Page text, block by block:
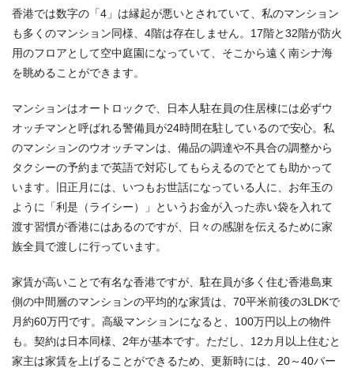
香港では数字の「4」は縁起が悪いとされていて、私のマンション
も多くのマンション同様、4階は存在しません。17階と32階が防火
用のフロアとして空中庭園になっていて、そこから遠く南シナ海
を眺めることができます。
マンションはオートロックで、日本人駐在員の住居棟には必ずウ
オッチマンと呼ばれる警備員が24時間在駐しているので安心。私
のマンションのウオッチマンは、備品の調達や不具合の調整から
タクシーの予約まで英語で対応してもらえるのでとても助かって
います。旧正月には、いつもお世話になっている人に、お年玉の
ように「利是（ライシー）」というお金が入った赤い袋を入れて
渡す習慣が香港にはあるのですが、日々の感謝を伝えるために家
族全員で渡しに行っています。
家賃が高いことで有名な香港ですが、駐在員が多く住む香港島東
側の中間層のマンションの平均的な家賃は、70平米前後の3LDKで
月約60万円です。高級マンションになると、100万円以上の物件
も。契約は日本同様、2年が基本です。ただし、12カ月以上住むと
家主は家賃を上げることができるため、更新時には、20～40パー